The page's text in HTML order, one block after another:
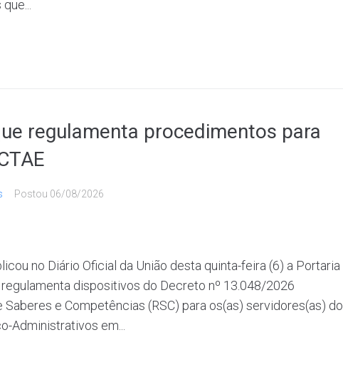
regulamenta procedimentos para
Postou 06/08/2026
no Diário Oficial da União desta quinta-feira (6) a Portaria
dispositivos do Decreto nº 13.048/2026
e Competências (RSC) para os(as) servidores(as) do
Administrativos em...